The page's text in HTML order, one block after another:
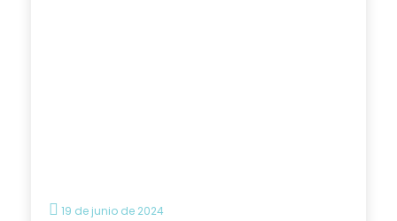
19 de junio de 2024